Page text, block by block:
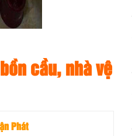
cầu, nhà vệ
Phát